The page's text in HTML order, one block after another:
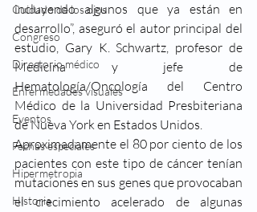
Cuidado de los ojos
Congreso
Directorio médico
Enfermedades visuales
Eventos
Fechas especiales
Hipermetropia
Historia
incluyendo algunos que ya están en
desarrollo”, aseguró el autor principal del
estudio, Gary K. Schwartz, profesor de
Medicina y jefe de
Hematología/Oncología del Centro
Médico de la Universidad Presbiteriana
de Nueva York en Estados Unidos.
Aproximadamente el 80 por ciento de los
pacientes con este tipo de cáncer tenían
mutaciones en sus genes que provocaban
el crecimiento acelerado de algunas